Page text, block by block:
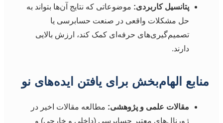
پتانسیل کاربردی: موضوعاتی که نتایج آن‌ها بتواند به
حل مشکلات واقعی در صنعت حسابرسی یا
تصمیم‌گیری‌های حرفه‌ای کمک کند، ارزش بالایی
دارند.
منابع الهام‌بخش برای یافتن ایده‌های نو
مقالات علمی و پژوهشی: مطالعه مقالات اخیر در
ژورنال‌های معتبر حسابرسی (داخلی و خارجی) و